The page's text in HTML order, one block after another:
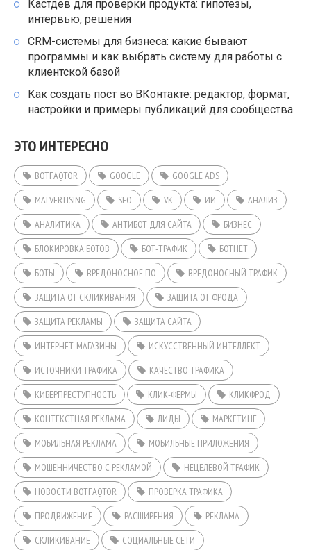
Кастдев для проверки продукта: гипотезы,
интервью, решения
CRM-системы для бизнеса: какие бывают
программы и как выбрать систему для работы с
клиентской базой
Как создать пост во ВКонтакте: редактор, формат,
настройки и примеры публикаций для сообщества
ЭТО ИНТЕРЕСНО
BOTFAQTOR GOOGLE
GOOGLE ADS
MALVERTISING
SEO VK ИИ
АНАЛИЗ
АНАЛИТИКА
АНТИБОТ ДЛЯ САЙТА
БИЗНЕС
БЛОКИРОВКА БОТОВ
БОТ-ТРАФИК
БОТНЕТ
БОТЫ
ВРЕДОНОСНОЕ ПО
ВРЕДОНОСНЫЙ ТРАФИК
ЗАЩИТА ОТ СКЛИКИВАНИЯ
ЗАЩИТА ОТ ФРОДА
ЗАЩИТА РЕКЛАМЫ
ЗАЩИТА САЙТА
ИНТЕРНЕТ-МАГАЗИНЫ
ИСКУССТВЕННЫЙ ИНТЕЛЛЕКТ
ИСТОЧНИКИ ТРАФИКА
КАЧЕСТВО ТРАФИКА
КИБЕРПРЕСТУПНОСТЬ
КЛИК-ФЕРМЫ
КЛИКФРОД
КОНТЕКСТНАЯ РЕКЛАМА
ЛИДЫ
МАРКЕТИНГ
МОБИЛЬНАЯ РЕКЛАМА
МОБИЛЬНЫЕ ПРИЛОЖЕНИЯ
МОШЕННИЧЕСТВО С РЕКЛАМОЙ
НЕЦЕЛЕВОЙ ТРАФИК
НОВОСТИ BOTFAQTOR
ПРОВЕРКА ТРАФИКА
ПРОДВИЖЕНИЕ
РАСШИРЕНИЯ
РЕКЛАМА
СКЛИКИВАНИЕ
СОЦИАЛЬНЫЕ СЕТИ